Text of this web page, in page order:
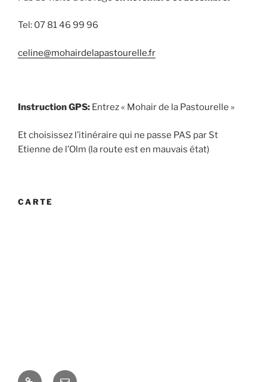
Tel: 07 81 46 99 96
celine@mohairdelapastourelle.fr
Instruction GPS: Entrez « Mohair de la Pastourelle »
Et choisissez l’itinéraire qui ne passe PAS par St
Etienne de l’Olm (la route est en mauvais état)
CARTE
Newsletter
E-